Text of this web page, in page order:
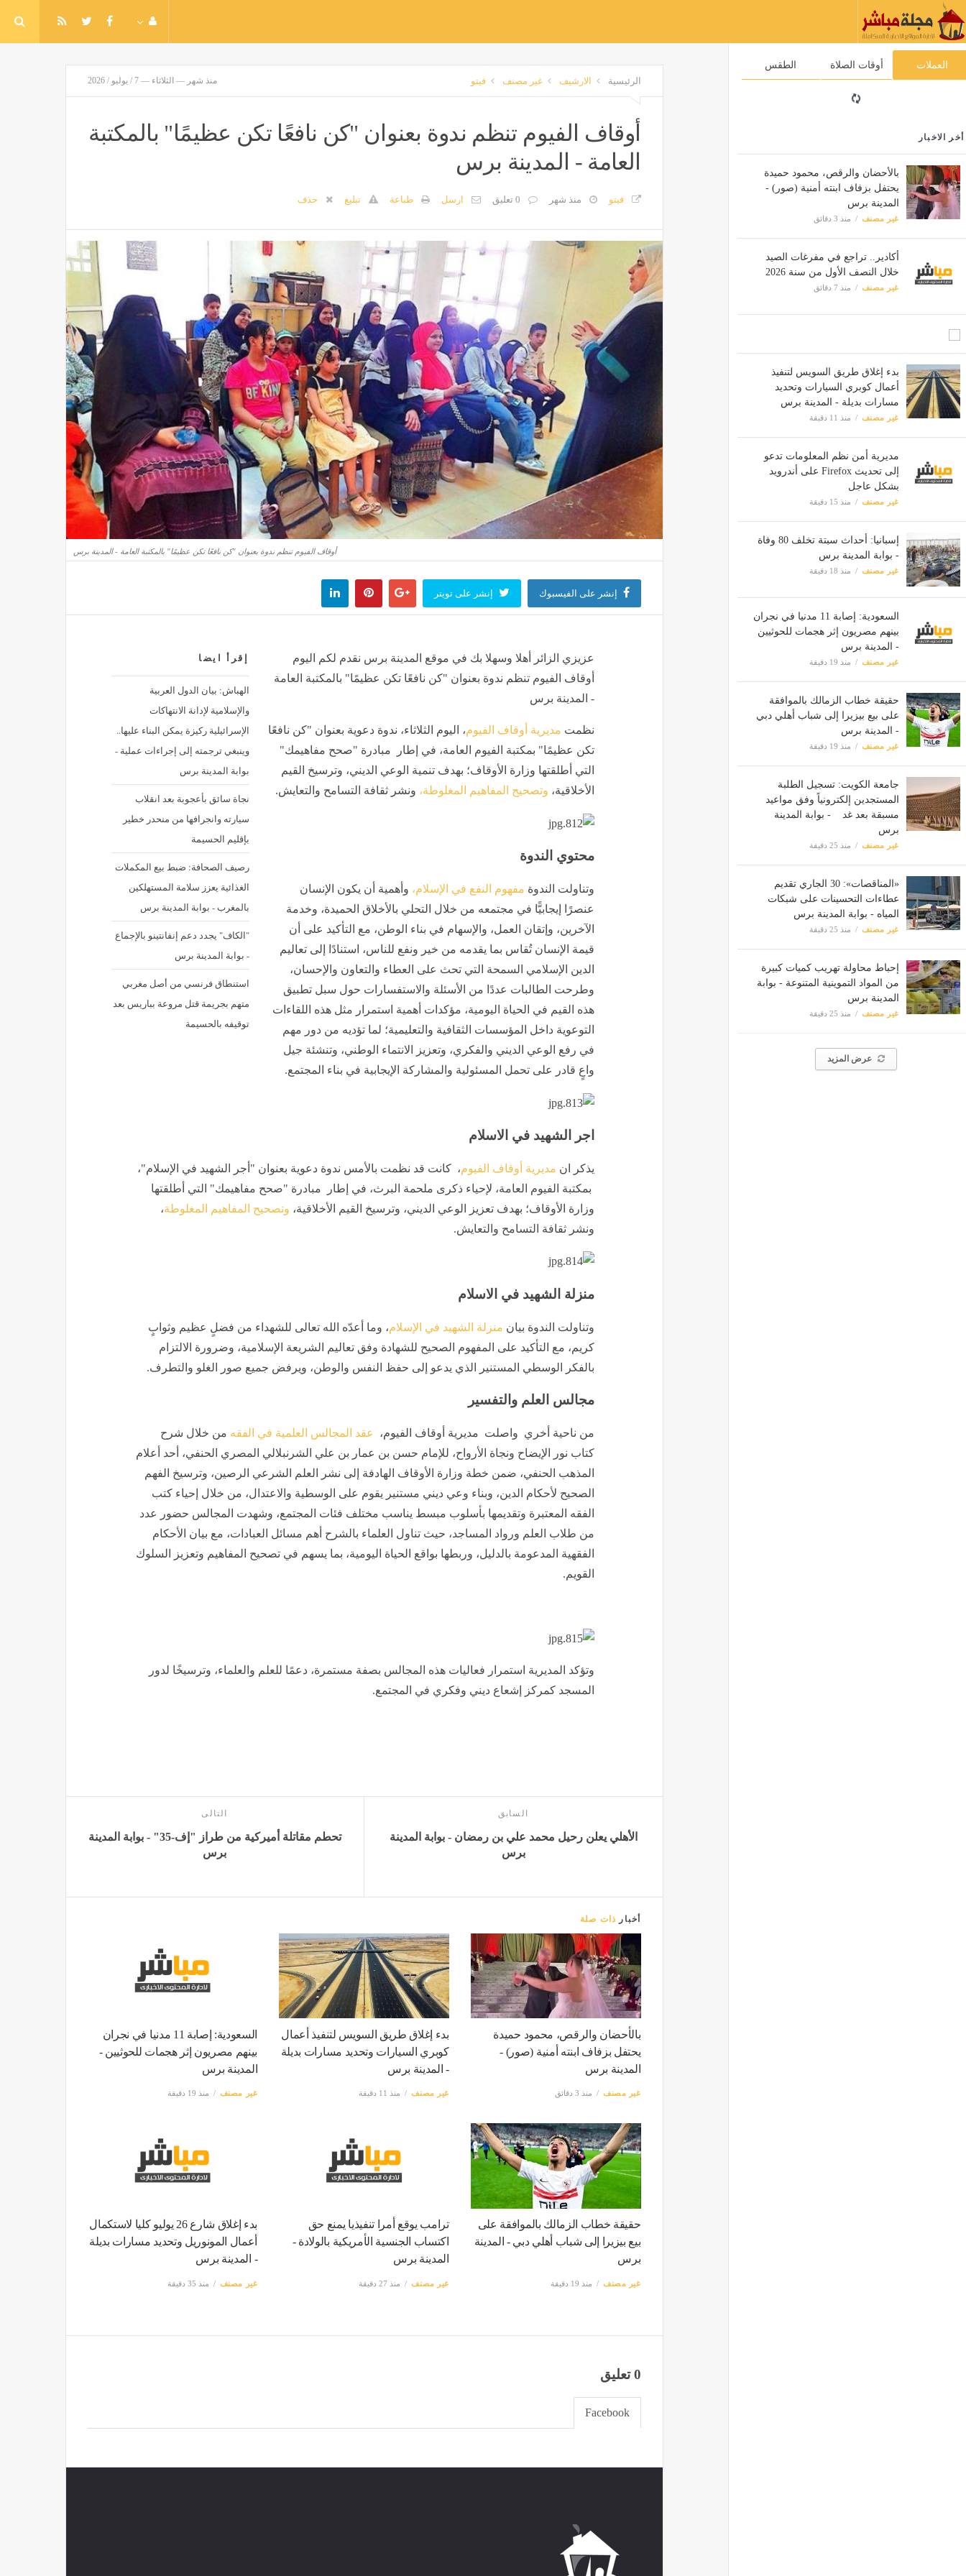
العملات أوقات الصلاة الطقس
أخر الاخبار
بالأحضان والرقص، محمود حميدة
يحتفل بزفاف ابنته أمنية (صور) -
المدينة برس
غير مصنف منذ 3 دقائق
أكادير.. تراجع في مفرغات الصيد
خلال النصف الأول من سنة 2026
غير مصنف منذ 7 دقائق
بدء إغلاق طريق السويس لتنفيذ
أعمال كوبري السيارات وتحديد
مسارات بديلة - المدينة برس
غير مصنف منذ 11 دقيقة
مديرية أمن نظم المعلومات تدعو
إلى تحديث Firefox على أندرويد
بشكل عاجل
غير مصنف منذ 15 دقيقة
إسبانيا: أحداث سبتة تخلف 80 وفاة
- بوابة المدينة برس
غير مصنف منذ 18 دقيقة
السعودية: إصابة 11 مدنيا في نجران
بينهم مصريون إثر هجمات للحوثيين
- المدينة برس
غير مصنف منذ 19 دقيقة
حقيقة خطاب الزمالك بالموافقة
على بيع بيزيرا إلى شباب أهلي دبي
- المدينة برس
غير مصنف منذ 19 دقيقة
جامعة الكويت: تسجيل الطلبة
المستجدين إلكترونياً وفق مواعيد
مسبقة بعد غد - بوابة المدينة
برس
غير مصنف منذ 25 دقيقة
«المناقصات»: 30 الجاري تقديم
عطاءات التحسينات على شبكات
المياه - بوابة المدينة برس
غير مصنف منذ 25 دقيقة
إحباط محاولة تهريب كميات كبيرة
من المواد التموينية المتنوعة - بوابة
المدينة برس
غير مصنف منذ 25 دقيقة
عرض المزيد
الرئيسية الارشيف غير مصنف فيتو منذ شهر — الثلاثاء — 7 / يوليو / 2026
أوقاف الفيوم تنظم ندوة بعنوان "كن نافعًا تكن عظيمًا" بالمكتبة
العامة - المدينة برس
فيتو منذ شهر 0 تعليق ارسل طباعة تبليغ حذف
أوقاف الفيوم تنظم ندوة بعنوان "كن نافعًا تكن عظيمًا" بالمكتبة العامة - المدينة برس
إنشر على الفيسبوك إنشر على تويتر
إقرأ ايضا
الهباش: بيان الدول العربية
والإسلامية لإدانة الانتهاكات
الإسرائيلية ركيزة يمكن البناء عليها..
وينبغي ترجمته إلى إجراءات عملية -
بوابة المدينة برس
نجاة سائق بأعجوبة بعد انقلاب
سيارته وانجرافها من منحدر خطير
بإقليم الحسيمة
رصيف الصحافة: ضبط بيع المكملات
الغذائية يعزز سلامة المستهلكين
بالمغرب - بوابة المدينة برس
"الكاف" يجدد دعم إنفانتينو بالإجماع
- بوابة المدينة برس
استنطاق فرنسي من أصل مغربي
متهم بجريمة قتل مروعة بباريس بعد
توقيفه بالحسيمة
عزيزي الزائر أهلا وسهلا بك في موقع المدينة برس نقدم لكم اليوم
أوقاف الفيوم تنظم ندوة بعنوان "كن نافعًا تكن عظيمًا" بالمكتبة العامة
- المدينة برس
نظمت مديرية أوقاف الفيوم، اليوم الثلاثاء، ندوة دعوية بعنوان "كن نافعًا
تكن عظيمًا" بمكتبة الفيوم العامة، في إطار مبادرة "صحح مفاهيمك"
التي أطلقتها وزارة الأوقاف؛ بهدف تنمية الوعي الديني، وترسيخ القيم
الأخلاقية، وتصحيح المفاهيم المغلوطة، ونشر ثقافة التسامح والتعايش.
محتوي الندوة
وتناولت الندوة مفهوم النفع في الإسلام، وأهمية أن يكون الإنسان
عنصرًا إيجابيًّا في مجتمعه من خلال التحلي بالأخلاق الحميدة، وخدمة
الآخرين، وإتقان العمل، والإسهام في بناء الوطن، مع التأكيد على أن
قيمة الإنسان تُقاس بما يقدمه من خير ونفع للناس، استنادًا إلى تعاليم
الدين الإسلامي السمحة التي تحث على العطاء والتعاون والإحسان،
وطرحت الطالبات عددًا من الأسئلة والاستفسارات حول سبل تطبيق
هذه القيم في الحياة اليومية، مؤكدات أهمية استمرار مثل هذه اللقاءات
التوعوية داخل المؤسسات الثقافية والتعليمية؛ لما تؤديه من دور مهم
في رفع الوعي الديني والفكري، وتعزيز الانتماء الوطني، وتنشئة جيل
واعٍ قادر على تحمل المسئولية والمشاركة الإيجابية في بناء المجتمع.
اجر الشهيد في الاسلام
يذكر ان مديرية أوقاف الفيوم، كانت قد نظمت بالأمس ندوة دعوية بعنوان "أجر الشهيد في الإسلام"،
بمكتبة الفيوم العامة، لإحياء ذكرى ملحمة البرث، في إطار مبادرة "صحح مفاهيمك" التي أطلقتها
وزارة الأوقاف؛ بهدف تعزيز الوعي الديني، وترسيخ القيم الأخلاقية، وتصحيح المفاهيم المغلوطة،
ونشر ثقافة التسامح والتعايش.
منزلة الشهيد في الاسلام
وتناولت الندوة بيان منزلة الشهيد في الإسلام، وما أعدّه الله تعالى للشهداء من فضلٍ عظيم وثوابٍ
كريم، مع التأكيد على المفهوم الصحيح للشهادة وفق تعاليم الشريعة الإسلامية، وضرورة الالتزام
بالفكر الوسطي المستنير الذي يدعو إلى حفظ النفس والوطن، ويرفض جميع صور الغلو والتطرف.
مجالس العلم والتفسير
من ناحية أخري واصلت مديرية أوقاف الفيوم، عقد المجالس العلمية في الفقه من خلال شرح
كتاب نور الإيضاح ونجاة الأرواح، للإمام حسن بن عمار بن علي الشرنبلالي المصري الحنفي، أحد أعلام
المذهب الحنفي، ضمن خطة وزارة الأوقاف الهادفة إلى نشر العلم الشرعي الرصين، وترسيخ الفهم
الصحيح لأحكام الدين، وبناء وعي ديني مستنير يقوم على الوسطية والاعتدال، من خلال إحياء كتب
الفقه المعتبرة وتقديمها بأسلوب مبسط يناسب مختلف فئات المجتمع، وشهدت المجالس حضور عدد
من طلاب العلم ورواد المساجد، حيث تناول العلماء بالشرح أهم مسائل العبادات، مع بيان الأحكام
الفقهية المدعومة بالدليل، وربطها بواقع الحياة اليومية، بما يسهم في تصحيح المفاهيم وتعزيز السلوك
القويم.
وتؤكد المديرية استمرار فعاليات هذه المجالس بصفة مستمرة، دعمًا للعلم والعلماء، وترسيخًا لدور
المسجد كمركز إشعاع ديني وفكري في المجتمع.
السابق
الأهلي يعلن رحيل محمد علي بن رمضان - بوابة المدينة
برس
التالى
تحطم مقاتلة أميركية من طراز "إف-35" - بوابة المدينة
برس
أخبار ذات صلة
بالأحضان والرقص، محمود حميدة
يحتفل بزفاف ابنته أمنية (صور) -
المدينة برس
غير مصنف منذ 3 دقائق
بدء إغلاق طريق السويس لتنفيذ أعمال
كوبري السيارات وتحديد مسارات بديلة
- المدينة برس
غير مصنف منذ 11 دقيقة
السعودية: إصابة 11 مدنيا في نجران
بينهم مصريون إثر هجمات للحوثيين -
المدينة برس
غير مصنف منذ 19 دقيقة
حقيقة خطاب الزمالك بالموافقة على
بيع بيزيرا إلى شباب أهلي دبي - المدينة
برس
غير مصنف منذ 19 دقيقة
ترامب يوقع أمرا تنفيذيا يمنع حق
اكتساب الجنسية الأمريكية بالولادة -
المدينة برس
غير مصنف منذ 27 دقيقة
بدء إغلاق شارع 26 يوليو كليا لاستكمال
أعمال المونوريل وتحديد مسارات بديلة
- المدينة برس
غير مصنف منذ 35 دقيقة
0 تعليق
Facebook